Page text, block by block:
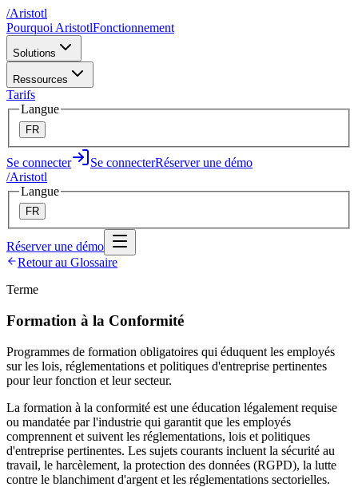
/Aristotl
Pourquoi AristotlFonctionnement
Solutions
Ressources
Tarifs
Langue
FR
Se connecter Se connecterRéserver une démo
/Aristotl
Langue
FR
Réserver une démo
Retour au Glossaire
Terme
Formation à la Conformité
Programmes de formation obligatoires qui éduquent les employés
sur les lois, réglementations et politiques d'entreprise pertinentes
pour leur fonction et leur secteur.
La formation à la conformité est une éducation légalement requise
ou mandatée par l'industrie qui garantit que les employés
comprennent et suivent les réglementations, lois et politiques
d'entreprise pertinentes. Les sujets courants incluent la sécurité au
travail, le harcèlement, la protection des données (RGPD), la lutte
contre le blanchiment d'argent et les réglementations sectorielles.